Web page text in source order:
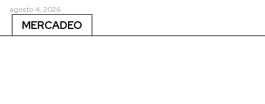
agosto 4, 2026
MERCADEO